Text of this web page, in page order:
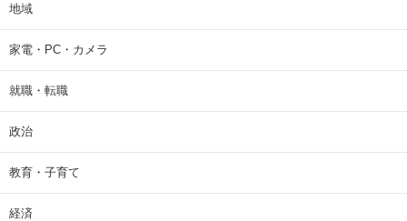
地域
家電・PC・カメラ
就職・転職
政治
教育・子育て
経済